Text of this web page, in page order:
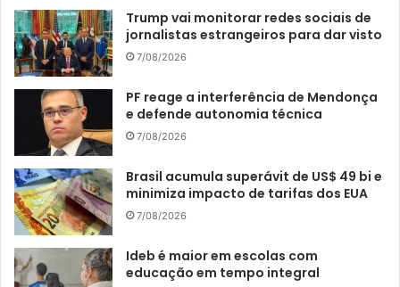
Trump vai monitorar redes sociais de
jornalistas estrangeiros para dar visto
7/08/2026
PF reage a interferência de Mendonça
e defende autonomia técnica
7/08/2026
Brasil acumula superávit de US$ 49 bi e
minimiza impacto de tarifas dos EUA
7/08/2026
Ideb é maior em escolas com
educação em tempo integral